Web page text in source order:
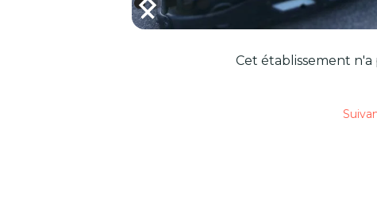
Cet établissement n'a